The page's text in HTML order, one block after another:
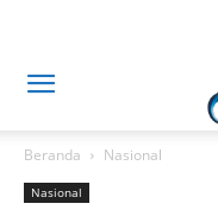
Beranda Nasional
Nasional